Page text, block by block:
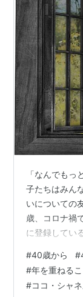
「なんでも
子たちはみん
いについての
歳、コロナ禍
に登録してい
歳は中高年の
節目を前にし
４０！？信じ
#40歳から #
#年を重ねる
#ココ・シャ